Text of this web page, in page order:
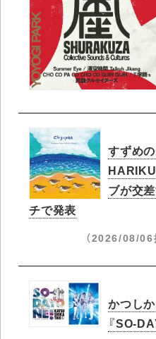
すずめ
ブが交
チで発表
（2026/08/06
かつし
『SO-